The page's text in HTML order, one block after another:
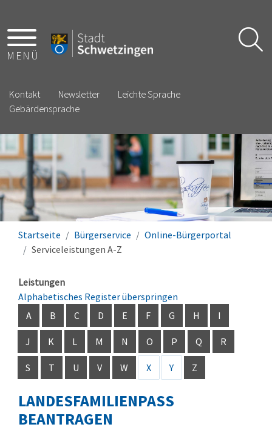
MENÜ
Kontakt Newsletter
Leichte Sprache
Gebärdensprache
Startseite Bürgerservice
Online-Bürgerportal
Serviceleistungen A-Z
Leistungen
Alphabetisches Register überspringen
A
B C D E F G H I
J K L M N O P Q R
S T U V W X Y Z
LANDESFAMILIENPASS
BEANTRAGEN